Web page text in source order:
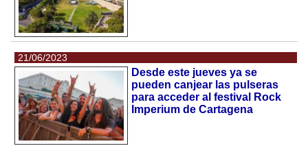
21/06/2023
Desde este jueves ya se
pueden canjear las pulseras
para acceder al festival Rock
Imperium de Cartagena